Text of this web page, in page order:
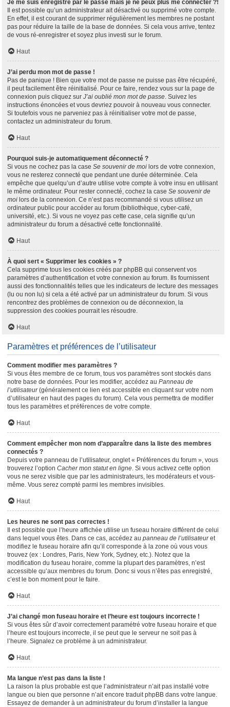
Je me suis enregistré par le passé mais je ne peux plus me connecter ?!
Il est possible qu’un administrateur ait désactivé ou supprimé votre compte.
En effet, il est courant de supprimer régulièrement les membres ne postant
pas pour réduire la taille de la base de données. Si cela vous arrive, tentez
de vous ré-enregistrer et soyez plus investi sur le forum.
Haut
J’ai perdu mon mot de passe !
Pas de panique ! Bien que votre mot de passe ne puisse pas être récupéré,
il peut facilement être réinitialisé. Pour ce faire, rendez vous sur la page de
connexion puis cliquez sur J’ai oublié mon mot de passe. Suivez les
instructions énoncées et vous devriez pouvoir à nouveau vous connecter.
Si toutefois vous ne parveniez pas à réinitialiser votre mot de passe,
contactez un administrateur du forum.
Haut
Pourquoi suis-je automatiquement déconnecté ?
Si vous ne cochez pas la case Se souvenir de moi lors de votre connexion,
vous ne resterez connecté que pendant une durée déterminée. Cela
empêche que quelqu’un d’autre utilise votre compte à votre insu en utilisant
le même ordinateur. Pour rester connecté, cochez la case Se souvenir de
moi lors de la connexion. Ce n’est pas recommandé si vous utilisez un
ordinateur public pour accéder au forum (bibliothèque, cyber-café,
université, etc.). Si vous ne voyez pas cette case, cela signifie qu’un
administrateur du forum a désactivé cette fonctionnalité.
Haut
À quoi sert « Supprimer les cookies » ?
Cela supprime tous les cookies créés par phpBB qui conservent vos
paramètres d’authentification et votre connexion au forum. Ils fournissent
aussi des fonctionnalités telles que les indicateurs de lecture des messages
(lu ou non lu) si cela a été activé par un administrateur du forum. Si vous
rencontrez des problèmes de connexion ou de déconnexion, la
suppression des cookies pourrait les résoudre.
Haut
Paramètres et préférences de l’utilisateur
Comment modifier mes paramètres ?
Si vous êtes membre de ce forum, tous vos paramètres sont stockés dans
notre base de données. Pour les modifier, accédez au Panneau de
l’utilisateur(généralement ce lien est accessible en cliquant sur votre nom
d’utilisateur en haut des pages du forum). Cela vous permettra de modifier
tous les paramètres et préférences de votre compte.
Haut
Comment empêcher mon nom d’apparaître dans la liste des membres
connectés ?
Depuis votre panneau de l’utilisateur, onglet « Préférences du forum », vous
trouverez l’option Cacher mon statut en ligne. Si vous activez cette option
vous ne serez visible que par les administrateurs, les modérateurs et vous-
même. Vous serez compté parmi les membres invisibles.
Haut
Les heures ne sont pas correctes !
Il est possible que l’heure affichée utilise un fuseau horaire différent de celui
dans lequel vous êtes. Dans ce cas, accédez au panneau de l’utilisateuret
modifiez le fuseau horaire afin qu’il corresponde à la zone où vous vous
trouvez (ex : Londres, Paris, New York, Sydney, etc.). Notez que la
modification du fuseau horaire, comme la plupart des paramètres, n’est
accessible qu’aux membres du forum. Donc si vous n’êtes pas enregistré,
c’est le bon moment pour le faire.
Haut
J’ai changé mon fuseau horaire et l’heure est toujours incorrecte !
Si vous êtes sûr d’avoir correctement paramétré votre fuseau horaire et que
l’heure est toujours incorrecte, il se peut que le serveur ne soit pas à
l’heure. Signalez ce problème à un administrateur.
Haut
Ma langue n’est pas dans la liste !
La raison la plus probable est que l’administrateur n’ait pas installé votre
langue ou bien que personne n’ait encore traduit phpBB dans votre langue.
Essayez de demander à un administrateur du forum d’installer la langue